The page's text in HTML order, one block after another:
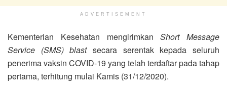
ADVERTISEMENT
Kementerian Kesehatan mengirimkanShort Message
Service (SMS) blastsecara serentak kepada seluruh
penerima vaksin COVID-19 yang telah terdaftar pada tahap
pertama, terhitung mulai Kamis (31/12/2020).